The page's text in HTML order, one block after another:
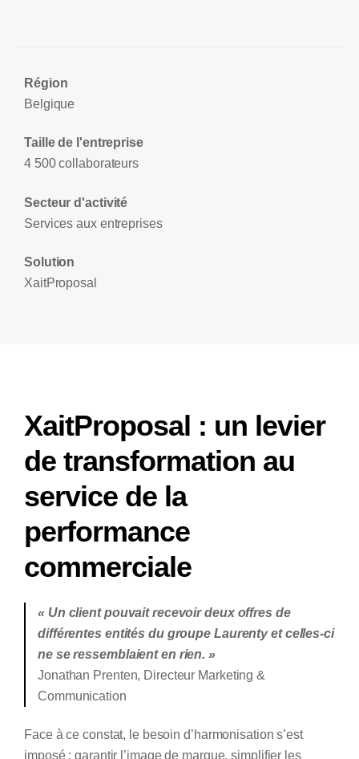
Région
Belgique
Taille de l'entreprise
4 500 collaborateurs
Secteur d'activité
Services aux entreprises
Solution
XaitProposal
XaitProposal : un levier
de transformation au
service de la
performance
commerciale
« Un client pouvait recevoir deux offres de
différentes entités du groupe Laurenty et celles-ci
ne se ressemblaient en rien. »
Jonathan Prenten, Directeur Marketing &
Communication
Face à ce constat, le besoin d’harmonisation s’est
imposé : garantir l’image de marque, simplifier les